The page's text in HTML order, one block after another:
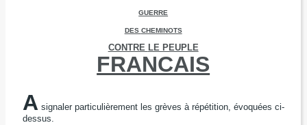
GUERRE
DES CHEMINOTS
CONTRE LE PEUPLE
FRANCAIS
A signaler particulièrement les grèves à répétition, évoquées ci-
dessus.